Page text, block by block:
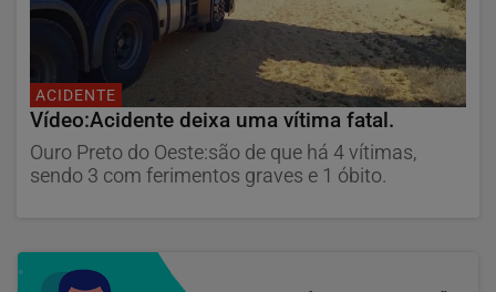
ACIDENTE
Vídeo:Acidente deixa uma vítima fatal.
Ouro Preto do Oeste:são de que há 4 vítimas,
sendo 3 com ferimentos graves e 1 óbito.